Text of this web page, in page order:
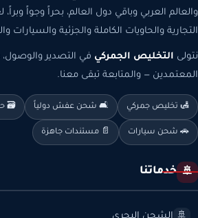
والعالم العربي وباقي دول العالم، بحراً وجواً
التجارية والحاويات الكاملة والجزئية والسيارات
نتولى التخليص الجمركي في التصدير والوصول،
المعتمدين — والمتابعة تبقى معنا.
🛃 تخليص جمركي 🛋️ شحن عفش دولياً 🗃️
🚗 شحن سيارات 📄 مستندات جاهزة
🚢 خدماتنا
🚢